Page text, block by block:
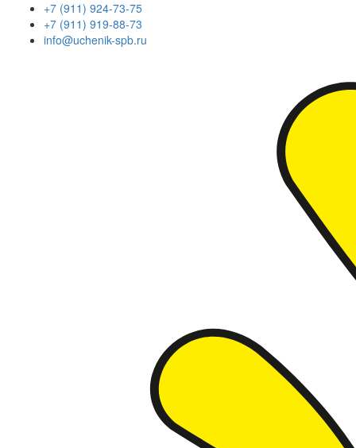
+7 (911) 924-73-75
+7 (911) 919-88-73
info@uchenik-spb.ru